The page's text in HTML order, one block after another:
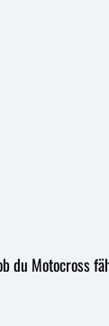
du Motocross